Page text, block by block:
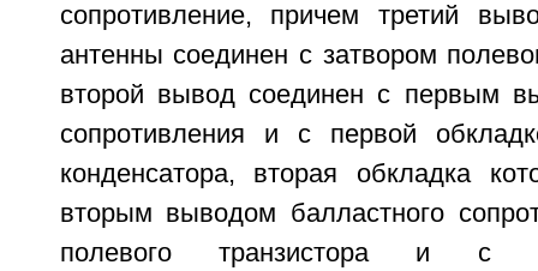
сопротивление, причем третий
антенны соединен с затвором
второй вывод соединен с первым
сопротивления и с первой
конденсатора, вторая обкладка
вторым выводом балластного
полевого транзистора и с